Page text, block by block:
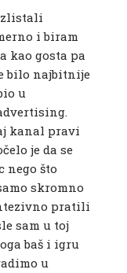
i biram
kao gosta pa
bilo najbitnije
u
kanal pravi
je da se
nego što
skromno
pratili
sam u toj
baš i igru
u